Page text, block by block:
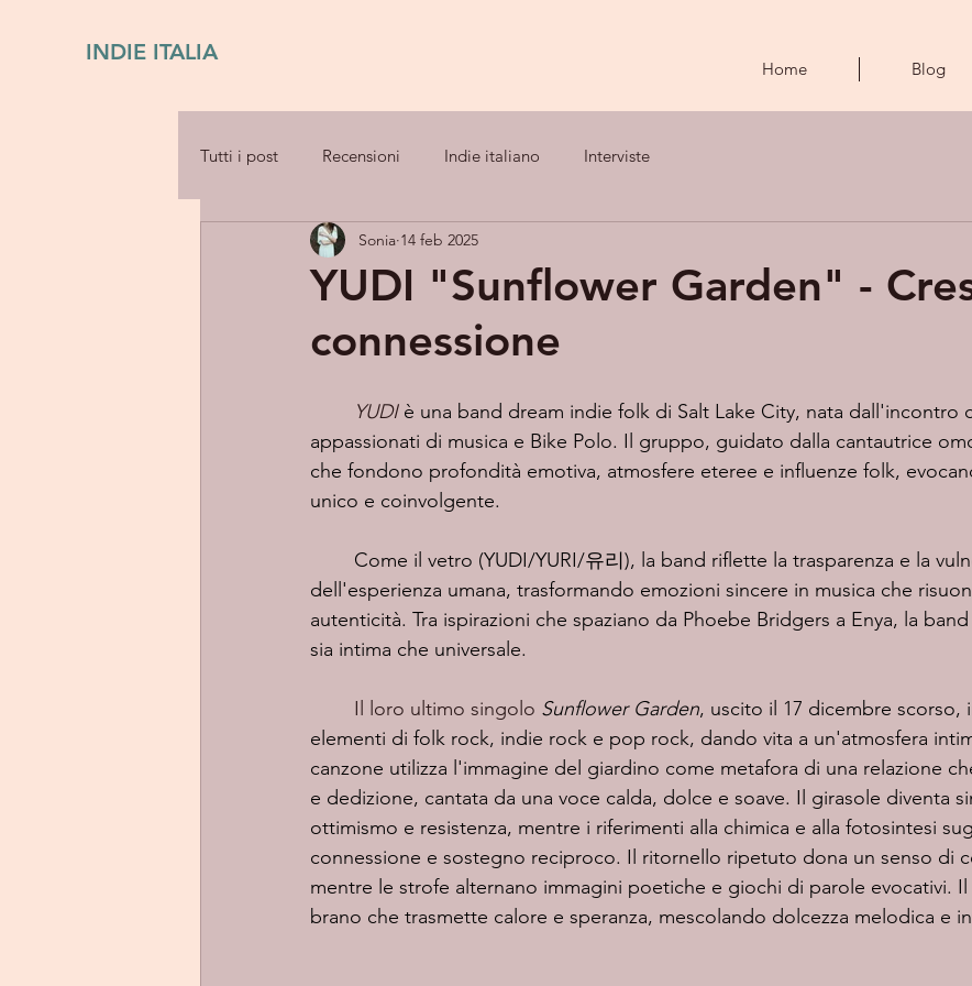
INDIE ITALIA
Home Blog
Tutti i post Recensioni Indie italiano Interviste
YUDI "Sunflower Garden" -
connessione
Sonia 14 feb 2025
YUDI è una band dream indie folk di Salt Lake City, nata dall'incontro
appassionati di musica e Bike Polo. Il gruppo, guidato dalla cantautrice
che fondono profondità emotiva, atmosfere eteree e influenze folk,
unico e coinvolgente.
dell'esperienza umana, trasformando emozioni sincere in musica che
autenticità. Tra ispirazioni che spaziano da Phoebe Bridgers a Enya, la
sia intima che universale.
	Il loro ultimo singolo
Sunflower Garden, uscito il 17 dicembre scorso,
elementi di folk rock, indie rock e pop rock, dando vita a un'atmosfera
canzone utilizza l'immagine del giardino come metafora di una relazione
e dedizione, cantata da una voce calda, dolce e soave. Il girasole diventa
ottimismo e resistenza, mentre i riferimenti alla chimica e alla fotosintesi
connessione e sostegno reciproco. Il ritornello ripetuto dona un senso di
mentre le strofe alternano immagini poetiche e giochi di parole evocativi.
brano che trasmette calore e speranza, mescolando dolcezza melodica e